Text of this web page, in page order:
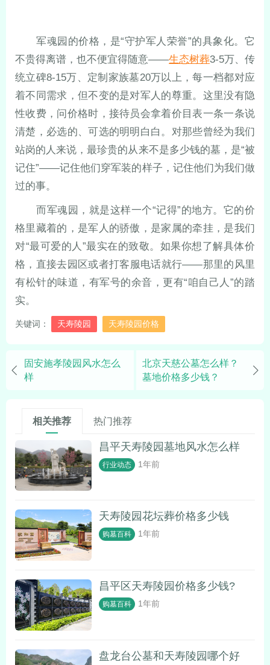
军魂园的价格，是“守护军人荣誉”的具象化。它
不贵得离谱，也不便宜得随意——生态树葬3-5万、传
统立碑8-15万、定制家族墓20万以上，每一档都对应
着不同需求，但不变的是对军人的尊重。这里没有隐
性收费，问价格时，接待员会拿着价目表一条一条说
清楚，必选的、可选的明明白白。对那些曾经为我们
站岗的人来说，最珍贵的从来不是多少钱的墓，是“被
记住”——记住他们穿军装的样子，记住他们为我们做
过的事。
而军魂园，就是这样一个“记得”的地方。它的价
格里藏着的，是军人的骄傲，是家属的牵挂，是我们
对“最可爱的人”最实在的致敬。如果你想了解具体价
格，直接去园区或者打客服电话就行——那里的风里
有松针的味道，有军号的余音，更有“咱自己人”的踏
实。
关键词： 天寿陵园 天寿陵园价格
固安施孝陵园风水怎么
样
北京天慈公墓怎么样？
墓地价格多少钱？
相关推荐 热门推荐
昌平天寿陵园墓地风水怎么样
行业动态 1年前
天寿陵园花坛葬价格多少钱
购墓百科 1年前
昌平区天寿陵园价格多少钱?
购墓百科 1年前
盘龙台公墓和天寿陵园哪个好